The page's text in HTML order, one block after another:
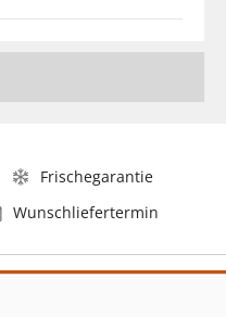
Frischegarantie
Wunschliefertermin